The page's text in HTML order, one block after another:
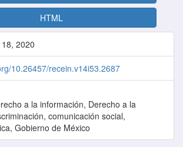
HTML
2020
10.26457/recein.v14i53.2687
a la información, Derecho a la
comunicación social,
Gobierno de México